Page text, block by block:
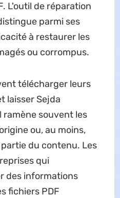
L'outil de réparation
parmi ses
à restaurer les
ou corrompus.
télécharger leurs
laisser Sejda
ramène souvent les
ou, au moins,
du contenu. Les
qui
des informations
fichiers PDF